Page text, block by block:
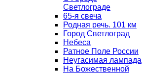
Светлограде
65-я свеча
Родная речь. 101 км
Город Светлоград
Небеса
Ратное Поле России
Неугасимая лампада
На Божественной